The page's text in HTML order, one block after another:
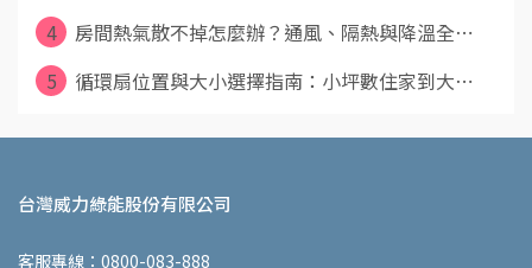
4
房間熱氣散不掉怎麼辦？通風、隔熱與降溫全⋯
5
循環扇位置與大小選擇指南：小坪數住家到大⋯
台灣威力綠能股份有限公司
客服專線：0800-083-888